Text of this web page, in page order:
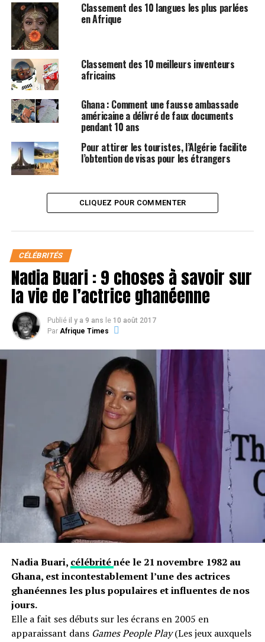
Des procédures migratoires
encore trop complexes sur le
continent africain
D’après le rapport de la
, le transit et les voyages en terre
africaine pour les Africains sont encore très difficiles.
Cela, étant donné que seulement 25 % des États
présents sur le continent octroient un visa à l’arrivée
pour les visiteurs qui ont la nationalité africaine. Le
constat est qu’il est plus facile pour un étranger,
comme un européen ou un américain, d’entrer et de
voyager sur le continent que pour un ressortissant
africain.
Toujours selon le rapport de la BAD, 55 % des pays
africains exigent la demande et la présentation de visa
aux ressortissants africains qui voyagent dans leurs pays
contre 45 % pour les citoyens américains ou européens.
beaucoup de mal à voyager dans son propre continent
et cela, beaucoup plus que les visiteurs étrangers venus
de pays occidentaux. Cette difficulté revient ainsi, très
chère pour un ressortissant africain qui veut voyager
dans un pays voisin en Afrique.
Classement des 10 langues les plus parlées
en Afrique
Classement des 10 meilleurs inventeurs
africains
Ghana : Comment une fausse ambassade
américaine a délivré de faux documents
pendant 10 ans
Pour attirer les touristes, l’Algérie facilite
l’obtention de visas pour les étrangers
CLIQUEZ POUR COMMENTER
CÉLÉBRITÉS
Nadia Buari : 9 choses à savoir sur
la vie de l’actrice ghanéenne
Publié il y a 9 ans le 10 août 2017
Par Afrique Times
Nadia Buari, célébriténée le 21 novembre 1982 au
Ghana, est incontestablement l’une des actrices
ghanéennes les plus populaires et influentes de nos
jours.
Elle a fait ses débuts sur les écrans en 2005 en
apparaissant dans Games People Play(Les jeux auxquels